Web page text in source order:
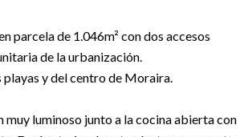
parcela de 1.046m² con dos accesos
de la urbanización.
playas y del centro de Moraira.
luminoso junto a la cocina abierta con